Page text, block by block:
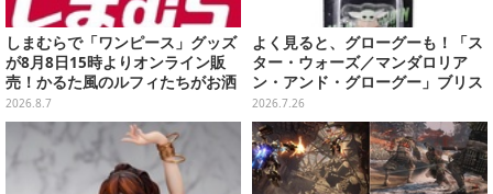
しまむらで「ワンピース」グッズ
が8月8日15時よりオンライン販
売！かるた風のルフィたちがお洒
落なバッグや、チョッパーが可愛
いサンダルも
2026.8.7
よく見ると、グローグーも！「ス
ター・ウォーズ／マンダロリア
ン・アンド・グローグー」ブリス
ターチャームコレクションがガシ
ャポンに登場
2026.7.26